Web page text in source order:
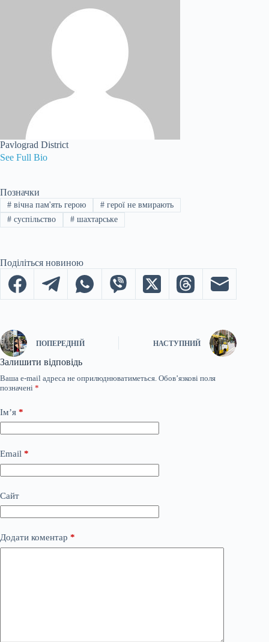
Pavlograd District
See Full Bio
Позначки
#вічна пам'ять герою #герої не вмирають
#суспільство #шахтарське
Поділіться новиною
ПОПЕРЕДНІЙ НАСТУПНИЙ
Залишити відповідь
Ваша e-mail адреса не оприлюднюватиметься. Обов’язкові поля
позначені *
Ім’я *
Email *
Сайт
Додати коментар *